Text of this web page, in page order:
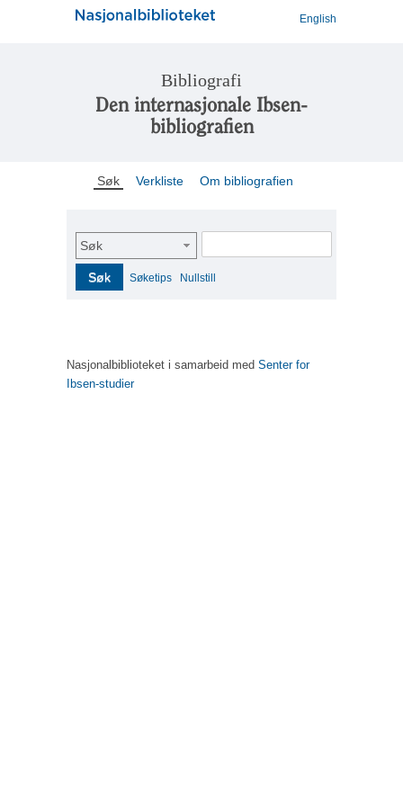
English
Bibliografi
Den internasjonale Ibsen-
bibliografien
Søk Verkliste Om bibliografien
Søk
Søk Søketips Nullstill
Nasjonalbiblioteket i samarbeid med Senter for
Ibsen-studier